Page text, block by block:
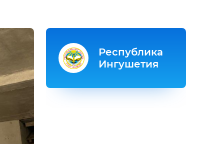
Республика
Ингушетия